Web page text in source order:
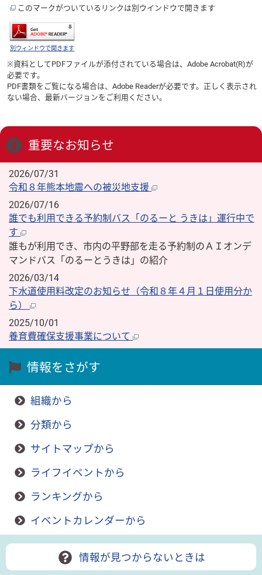
このマークがついているリンクは別ウインドウで開きます
別ウィンドウで開きます
※資料としてPDFファイルが添付されている場合は、Adobe Acrobat(R)が
必要です。
PDF書類をご覧になる場合は、Adobe Readerが必要です。正しく表示され
ない場合、最新バージョンをご利用ください。
重要なお知らせ
2026/07/31
令和８年熊本地震への被災地支援
2026/07/16
誰でも利用できる予約制バス「のるーと うきは」運行中で
す
誰もが利用でき、市内の平野部を走る予約制のＡＩオンデ
マンドバス「のるーとうきは」の紹介
2026/03/14
下水道使用料改定のお知らせ（令和８年４月１日使用分か
ら）
2025/10/01
養育費確保支援事業について
情報をさがす
組織から
分類から
サイトマップから
ライフイベントから
ランキングから
イベントカレンダーから
情報が見つからないときは